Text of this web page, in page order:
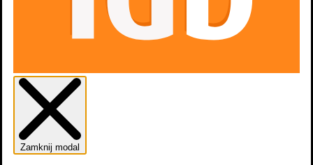
Agnieszka Fitkau-Perepeczko
Kłosiński
Zamknij modal